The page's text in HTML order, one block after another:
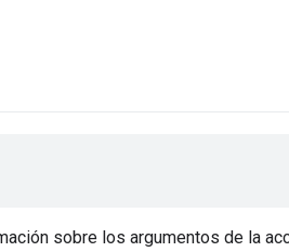
sobre los argumentos de la